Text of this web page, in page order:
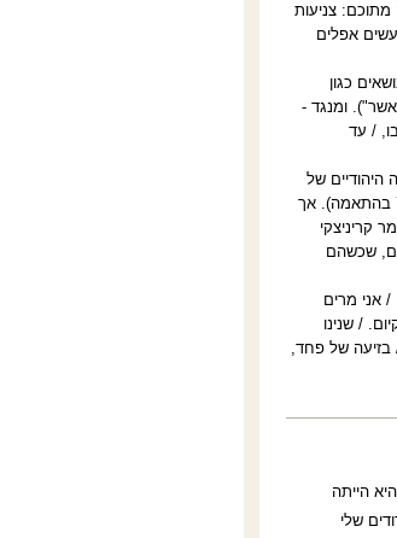
מתוכם: צניעות
אפלים
כגון
עושה מאהבה אלייך. / אני אוהב אותך / בכל אשר אני עושה" (עמ' 64, "כל אשר"). ומנגד -
/ עד
היהודיים של
כתיבתו, בשירים מעניינים לקריאה כגון: "הטוב הוא חסר מגן"; "עיר" ו"כן, הנני" (המופיעים בספר בעמ' 60, 40 ו-78 בהתאמה). אך
קריניצקי
שכשהם
אני מרים
/ שנינו
בזיעה של פחד,
הייתה
שלי